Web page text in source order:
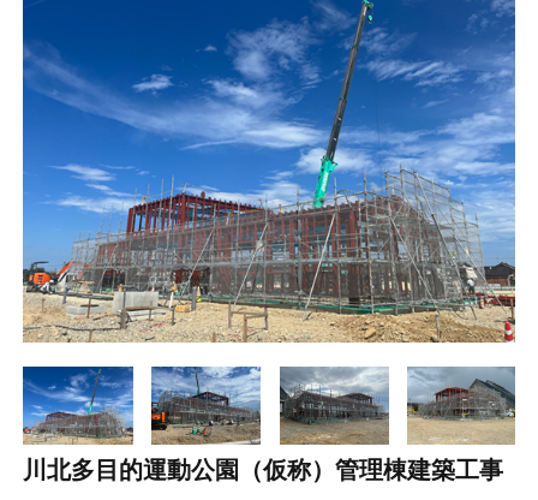
川北多目的運動公園（仮称）管理棟建築工事